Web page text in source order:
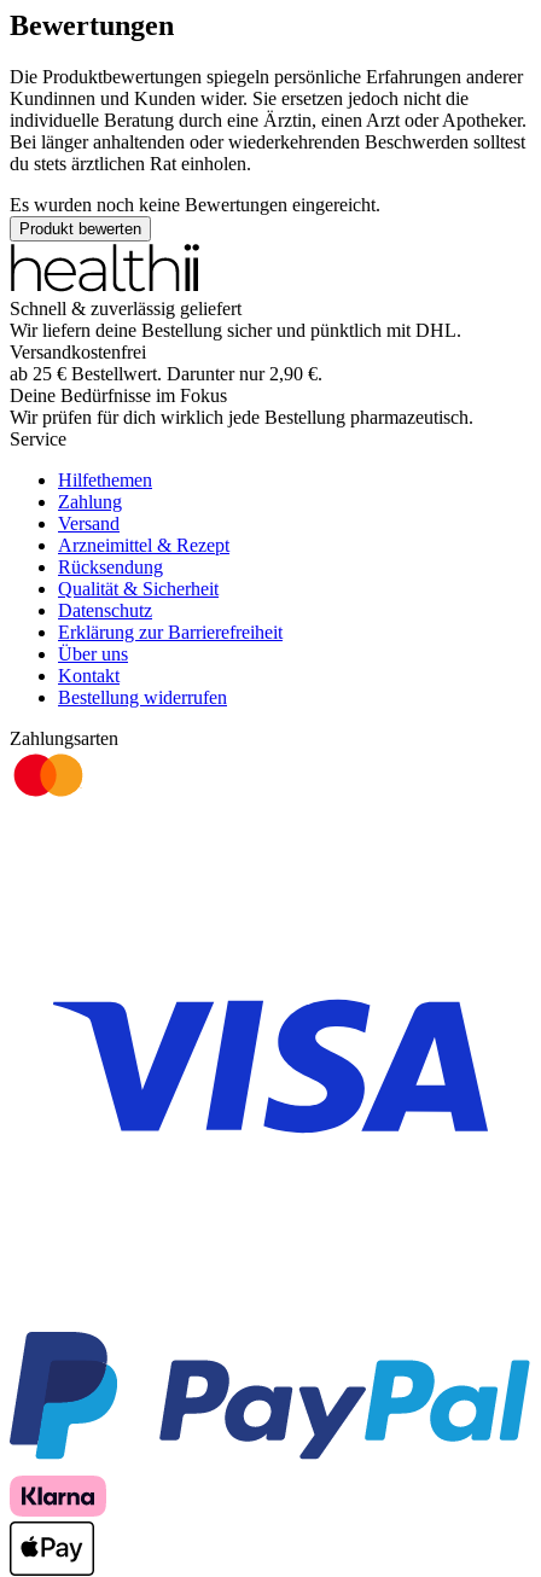
Bewertungen
Die Produktbewertungen spiegeln persönliche Erfahrungen anderer
Kundinnen und Kunden wider. Sie ersetzen jedoch nicht die
individuelle Beratung durch eine Ärztin, einen Arzt oder Apotheker.
Bei länger anhaltenden oder wiederkehrenden Beschwerden solltest
du stets ärztlichen Rat einholen.
Es wurden noch keine Bewertungen eingereicht.
Produkt bewerten
Schnell & zuverlässig geliefert
Wir liefern deine Bestellung sicher und pünktlich mit DHL.
Versandkostenfrei
ab 25 € Bestellwert. Darunter nur 2,90 €.
Deine Bedürfnisse im Fokus
Wir prüfen für dich wirklich jede Bestellung pharmazeutisch.
Service
Hilfethemen
Zahlung
Versand
Arzneimittel & Rezept
Rücksendung
Qualität & Sicherheit
Datenschutz
Erklärung zur Barrierefreiheit
Über uns
Kontakt
Bestellung widerrufen
Zahlungsarten